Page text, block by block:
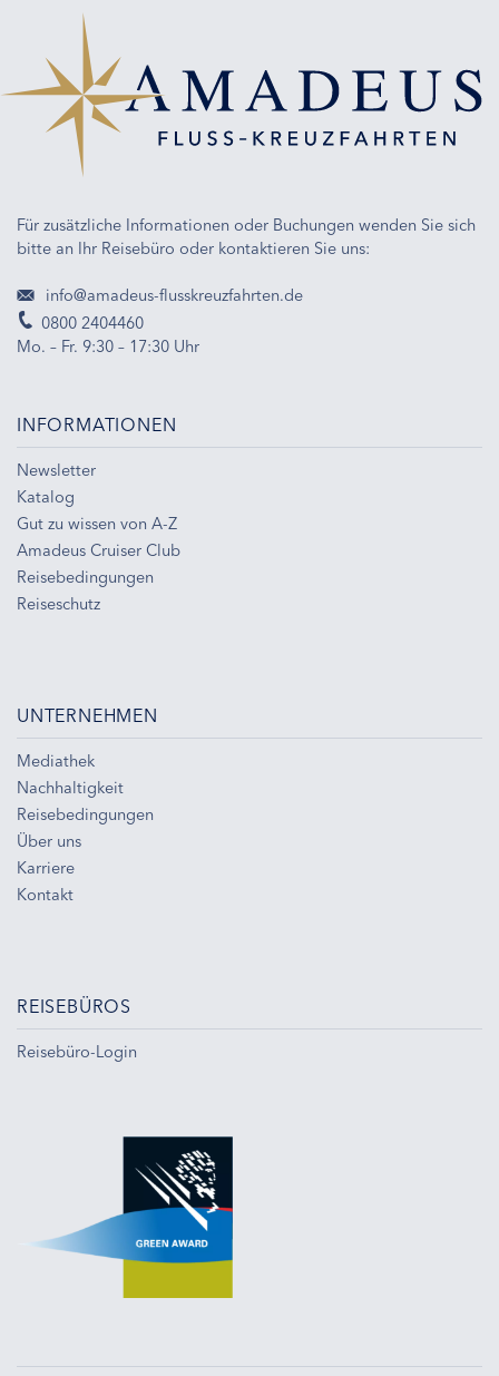
Für zusätzliche Informationen oder Buchungen wenden Sie sich
bitte an Ihr Reisebüro oder kontaktieren Sie uns:
info@amadeus-flusskreuzfahrten.de
0800 2404460
Mo. – Fr. 9:30 – 17:30 Uhr
INFORMATIONEN
Newsletter
Katalog
Gut zu wissen von A-Z
Amadeus Cruiser Club
Reisebedingungen
Reiseschutz
UNTERNEHMEN
Mediathek
Nachhaltigkeit
Reisebedingungen
Über uns
Karriere
Kontakt
REISEBÜROS
Reisebüro-Login